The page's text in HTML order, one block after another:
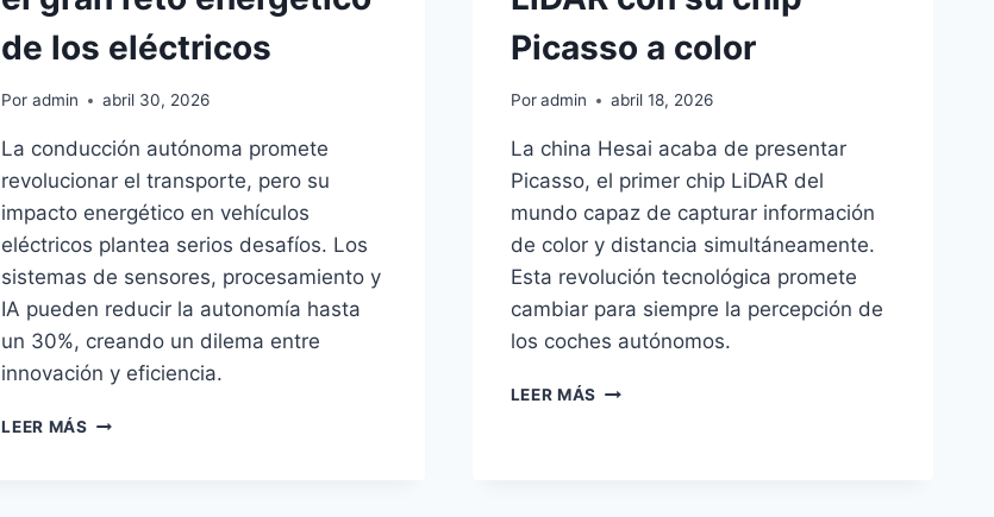
de los eléctricos
Por admin abril 30, 2026
La conducción autónoma promete
revolucionar el transporte, pero su
impacto energético en vehículos
eléctricos plantea serios desafíos. Los
sistemas de sensores, procesamiento y
IA pueden reducir la autonomía hasta
un 30%, creando un dilema entre
innovación y eficiencia.
LEER MÁS CONDUCCIÓN
Picasso a color
Por admin abril 18, 2026
La china Hesai acaba de presentar
Picasso, el primer chip LiDAR del
mundo capaz de capturar información
de color y distancia simultáneamente.
Esta revolución tecnológica promete
cambiar para siempre la percepción de
los coches autónomos.
LEER MÁS HESAI